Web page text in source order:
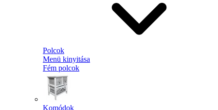
Polcok
Menü kinyitása
Fém polcok
Komódok